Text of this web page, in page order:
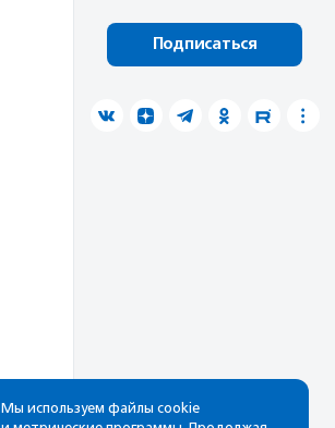
Подписаться
Мы используем файлы cookie